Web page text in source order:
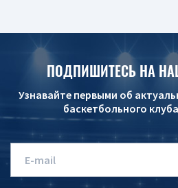
ПОДПИШИТЕСЬ НА
Узнавайте первыми об
баскетбольного